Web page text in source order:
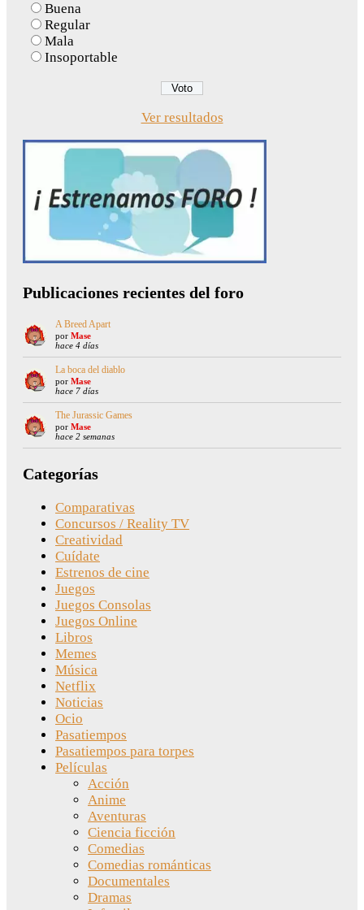
Buena
Regular
Mala
Insoportable
Ver resultados
Publicaciones recientes del foro
A Breed Apart
por Mase
hace 4 días
La boca del diablo
por Mase
hace 7 días
The Jurassic Games
por Mase
hace 2 semanas
Categorías
Comparativas
Concursos / Reality TV
Creatividad
Cuídate
Estrenos de cine
Juegos
Juegos Consolas
Juegos Online
Libros
Memes
Música
Netflix
Noticias
Ocio
Pasatiempos
Pasatiempos para torpes
Películas
Acción
Anime
Aventuras
Ciencia ficción
Comedias
Comedias románticas
Documentales
Dramas